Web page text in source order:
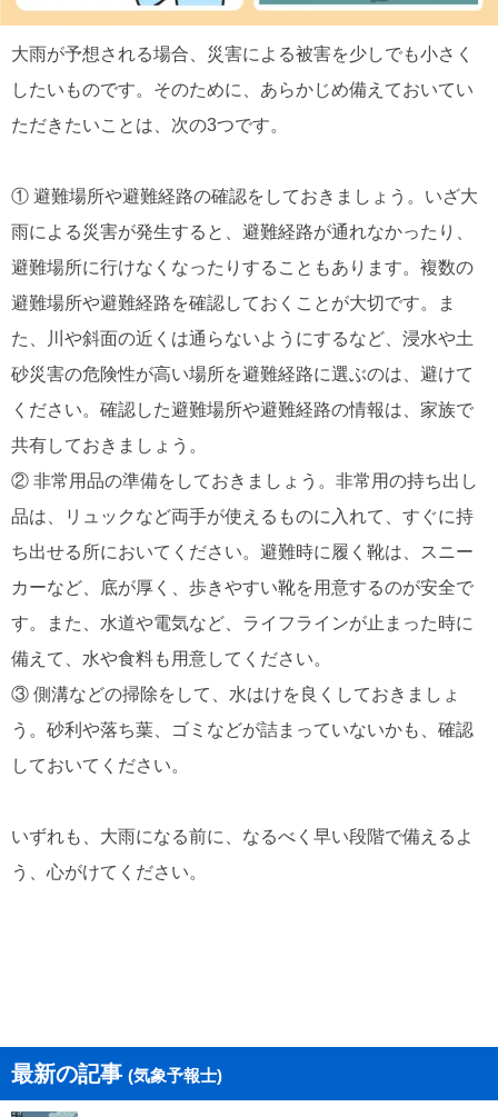
大雨が予想される場合、災害による被害を少しでも小さく
したいものです。そのために、あらかじめ備えておいてい
ただきたいことは、次の3つです。
① 避難場所や避難経路の確認をしておきましょう。いざ大
雨による災害が発生すると、避難経路が通れなかったり、
避難場所に行けなくなったりすることもあります。複数の
避難場所や避難経路を確認しておくことが大切です。ま
た、川や斜面の近くは通らないようにするなど、浸水や土
砂災害の危険性が高い場所を避難経路に選ぶのは、避けて
ください。確認した避難場所や避難経路の情報は、家族で
共有しておきましょう。
② 非常用品の準備をしておきましょう。非常用の持ち出し
品は、リュックなど両手が使えるものに入れて、すぐに持
ち出せる所においてください。避難時に履く靴は、スニー
カーなど、底が厚く、歩きやすい靴を用意するのが安全で
す。また、水道や電気など、ライフラインが止まった時に
備えて、水や食料も用意してください。
③ 側溝などの掃除をして、水はけを良くしておきましょ
う。砂利や落ち葉、ゴミなどが詰まっていないかも、確認
しておいてください。
いずれも、大雨になる前に、なるべく早い段階で備えるよ
う、心がけてください。
最新の記事 (気象予報士)